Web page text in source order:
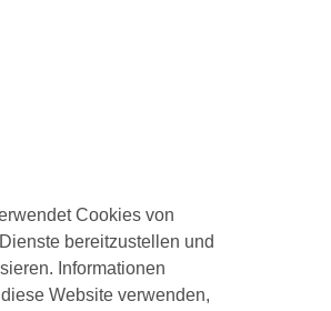
Cookies von
bereitzustellen und
Informationen
Website verwenden,